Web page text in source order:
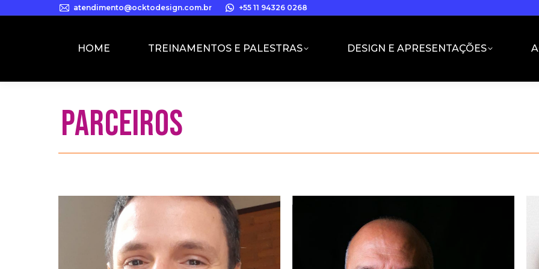
atendimento@ocktodesign.com.br +55 11 94326 0268
HOME TREINAMENTOS E PALESTRAS DESIGN E APRESENTAÇÕES
PARCEIROS